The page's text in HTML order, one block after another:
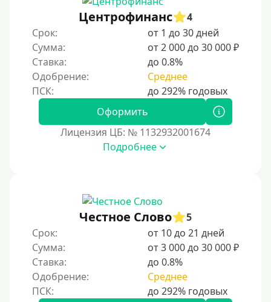
Центрофинанс
4
Срок:
от 1 до 30 дней
Сумма:
от 2 000 до 30 000 ₽
Ставка:
до 0.8%
Одобрение:
Среднее
Оформить
Лицензия ЦБ: № 1132932001674
Подробнее
Честное Слово
5
Срок:
от 10 до 21 дней
Сумма:
от 3 000 до 30 000 ₽
Ставка:
до 0.8%
Одобрение:
Среднее